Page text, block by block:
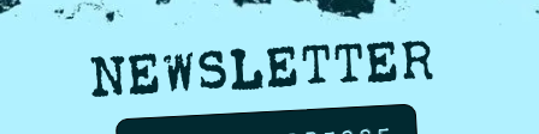
NEWSLETTER